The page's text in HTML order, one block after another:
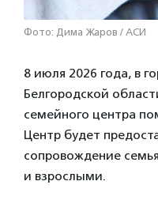
Фото: Дима Жаров / АСИ
8 июля 2026 года, в
Белгородской
семейного центра
Центр будет
сопровождение
и взрослыми.